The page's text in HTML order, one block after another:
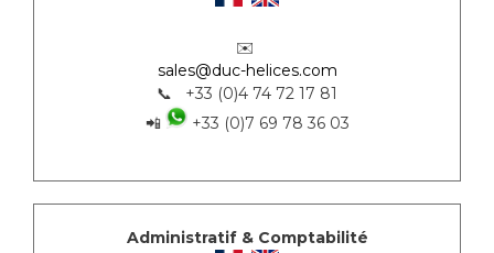
✉️
sales@duc-helices.com
📞 +33 (0)4 74 72 17 81
📲
+33 (0)7 69 78 36 03
Administratif & Comptabilité